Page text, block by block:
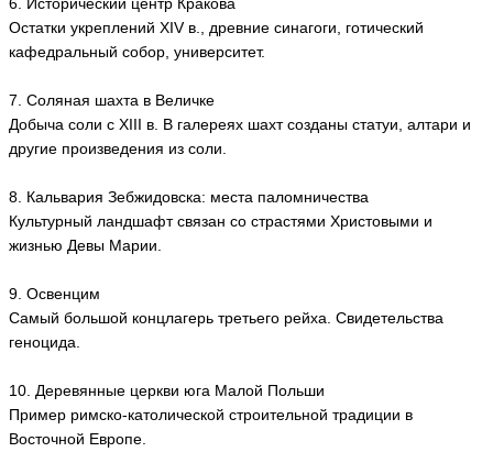
Остатки укреплений XIV в., древние синагоги, готический
кафедральный собор, университет.
7. Соляная шахта в Величке
Добыча соли с XIII в. В галереях шахт созданы статуи, алтари и
другие произведения из соли.
8. Кальвария Зебжидовска: места паломничества
Культурный ландшафт связан со страстями Христовыми и
жизнью Девы Марии.
9. Освенцим
Самый большой концлагерь третьего рейха. Свидетельства
геноцида.
10. Деревянные церкви юга Малой Польши
Пример римско-католической строительной традиции в
Восточной Европе.